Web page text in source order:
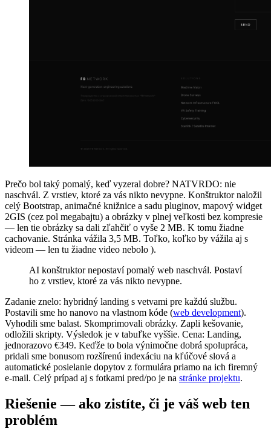
Prečo bol taký pomalý, keď vyzeral dobre? NATVRDO: nie
naschvál. Z vrstiev, ktoré za vás nikto nevypne. Konštruktor naložil
celý Bootstrap, animačné knižnice a sadu pluginov, mapový widget
2GIS (cez pol megabajtu) a obrázky v plnej veľkosti bez kompresie
— len tie obrázky sa dali zľahčiť o vyše 2 MB. K tomu žiadne
cachovanie. Stránka vážila 3,5 MB. Toľko, koľko by vážila aj s
videom — len tu žiadne video nebolo ).
AI konštruktor nepostaví pomalý web naschvál. Postaví
ho z vrstiev, ktoré za vás nikto nevypne.
Zadanie znelo: hybridný landing s vetvami pre každú službu.
Postavili sme ho nanovo na vlastnom kóde (web development).
Vyhodili sme balast. Skomprimovali obrázky. Zapli kešovanie,
odložili skripty. Výsledok je v tabuľke vyššie. Cena: Landing,
jednorazovo €349. Keďže to bola výnimočne dobrá spolupráca,
pridali sme bonusom rozšírenú indexáciu na kľúčové slová a
automatické posielanie dopytov z formulára priamo na ich firemný
e‑mail. Celý prípad aj s fotkami pred/po je na stránke projektu.
Riešenie — ako zistíte, či je váš web ten
problém